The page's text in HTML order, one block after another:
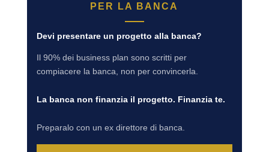
PER LA BANCA
Devi presentare un progetto alla banca?
Il 90% dei business plan sono scritti per
compiacere la banca, non per convincerla.
La banca non finanzia il progetto. Finanzia te.
Preparalo con un ex direttore di banca.